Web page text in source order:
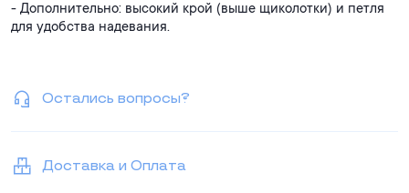
- Дополнительно: высокий крой (выше щиколотки) и петля
для удобства надевания.
Остались вопросы?
Доставка и Оплата